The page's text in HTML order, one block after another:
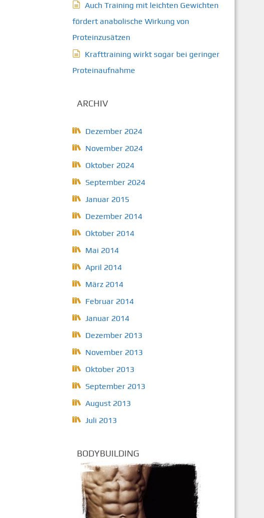
Auch Training mit leichten Gewichten
fördert anabolische Wirkung von
Proteinzusätzen
Krafttraining wirkt sogar bei geringer
Proteinaufnahme
ARCHIV
Dezember 2024
November 2024
Oktober 2024
September 2024
Januar 2015
Dezember 2014
Oktober 2014
Mai 2014
April 2014
März 2014
Februar 2014
Januar 2014
Dezember 2013
November 2013
Oktober 2013
September 2013
August 2013
Juli 2013
BODYBUILDING